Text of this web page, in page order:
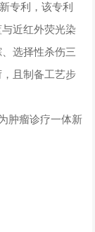
专利，该专利
近红外荧光染
选择性杀伤三
且制备工艺步
肿瘤诊疗一体新